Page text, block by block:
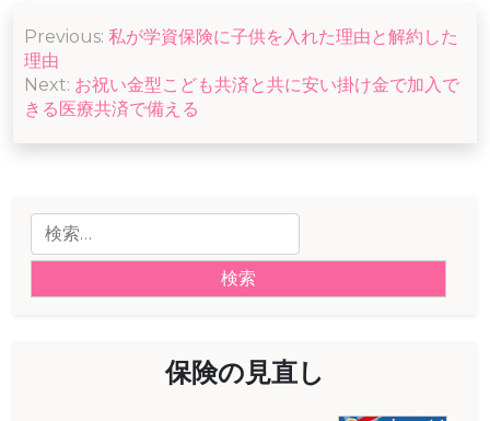
投
稿
ナ
ビ
ョ
ン
Previous: 私が学資保険に子供を入れた理由と解約した
理由
Next: お祝い金型こども共済と共に安い掛け金で加入で
きる医療共済で備える
検
索:
保険の見直し